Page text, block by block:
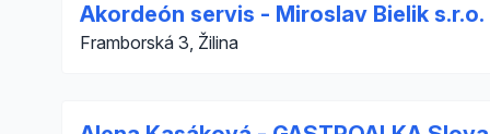
Akordeón servis - Miroslav Bielik s.r.o.
Framborská 3, Žilina